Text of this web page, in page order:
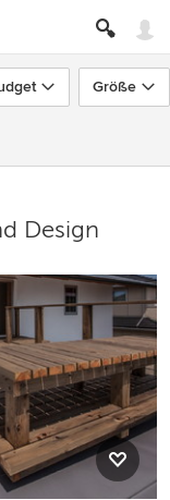
Größe
Design